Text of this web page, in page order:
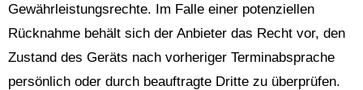
Gewährleistungsrechte. Im Falle einer potenziellen
Rücknahme behält sich der Anbieter das Recht vor, den
Zustand des Geräts nach vorheriger Terminabsprache
persönlich oder durch beauftragte Dritte zu überprüfen.